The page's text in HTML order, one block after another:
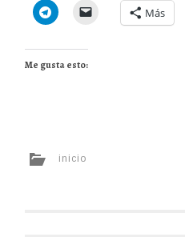
Más
Me gusta esto:
inicio